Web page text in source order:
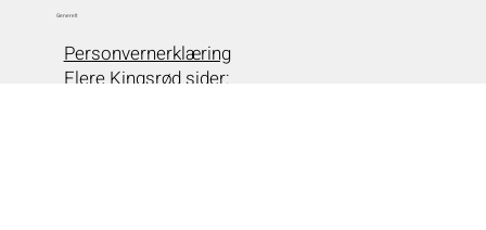
Generelt
Personvernerklæring
Flere Kingsrød sider: